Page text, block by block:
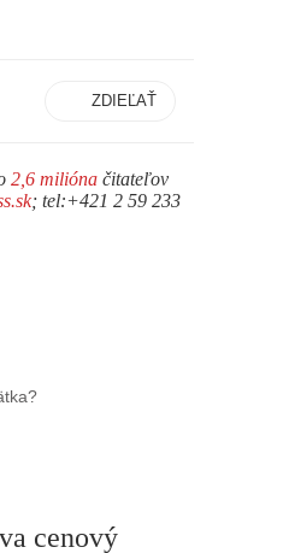
ZDIEĽAŤ
2,6 milióna čitateľov
; tel:+421 2 59 233
cenový